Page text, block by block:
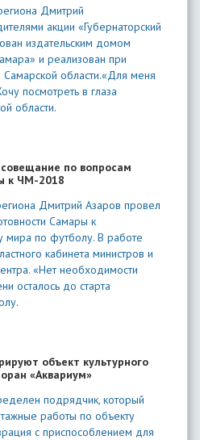
Дмитрий
акции «Губернаторский
издательским домом
и реализован при
области.«Для меня
посмотреть в глаза
области.
по вопросам
к ЧМ-2018
Дмитрий Азаров провел
Самары к
мира по футболу. В работе
кабинета министров и
«Нет необходимости
осталось до старта
объект культурного
«Аквариум»
подрядчик, который
работы по объекту
с приспособлением для